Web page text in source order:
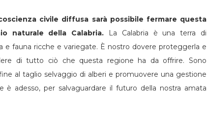
civile diffusa sarà possibile fermare questa
naturale della Calabria. La Calabria è una terra di
e fauna ricche e variegate. È nostro dovere proteggerla e
di tutto ciò che questa regione ha da offrire. Sono
al taglio selvaggio di alberi e promuovere una gestione
è adesso, per salvaguardare il futuro della nostra amata